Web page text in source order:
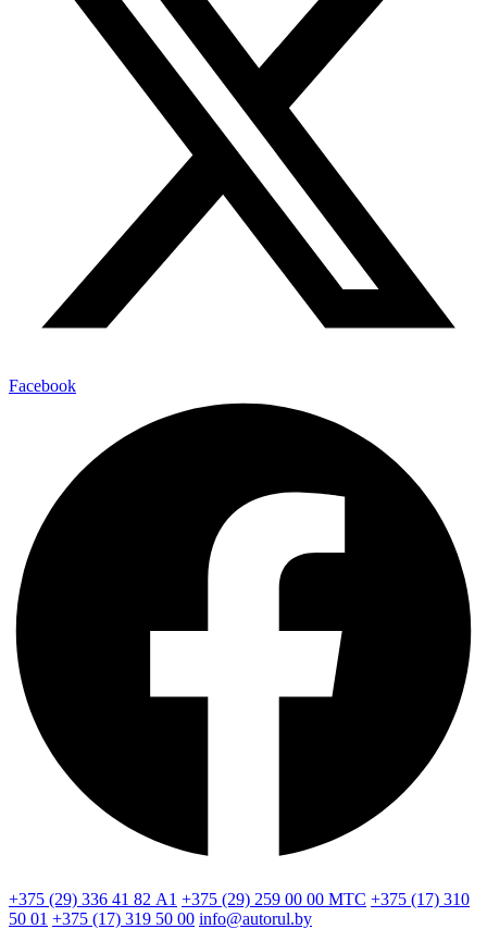
Facebook
+375 (29) 336 41 82 А1 +375 (29) 259 00 00 МТС +375 (17) 310
50 01 +375 (17) 319 50 00 info@autorul.by